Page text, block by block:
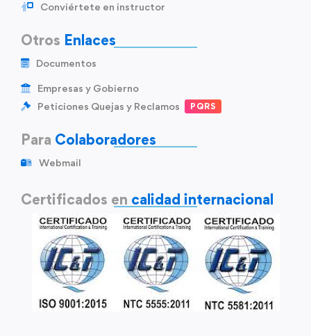
Conviértete en instructor
Otros Enlaces
Documentos
Empresas y Gobierno
Peticiones Quejas y Reclamos
PQRS
Para Colaboradores
Webmail
Certificados en calidad internacional